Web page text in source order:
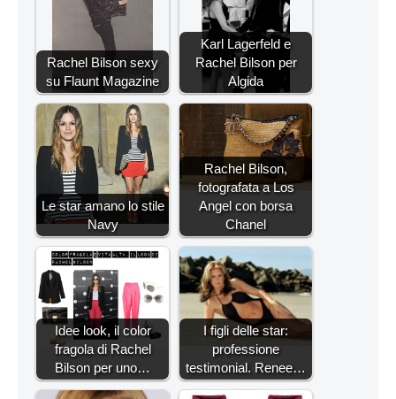
Rachel Bilson sexy
su Flaunt Magazine
Karl Lagerfeld e
Rachel Bilson per
Algida
Le star amano lo stile
Navy
Rachel Bilson,
fotografata a Los
Angel con borsa
Chanel
Idee look, il color
fragola di Rachel
Bilson per uno…
I figli delle star:
professione
testimonial. Renee…